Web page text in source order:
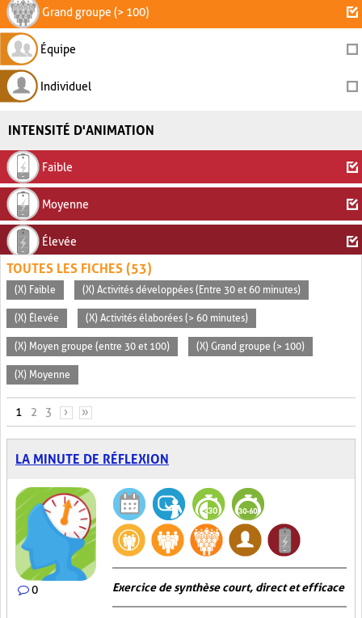
Grand groupe (> 100)
Équipe
Individuel
INTENSITÉ D'ANIMATION
Faible
Moyenne
Élevée
TOUTES LES FICHES (53)
(X) Faible (X) Activités développées (Entre 30 et 60 minutes)
(X) Élevée (X) Activités élaborées (> 60 minutes)
(X) Moyen groupe (entre 30 et 100) (X) Grand groupe (> 100)
(X) Moyenne
PAGES
1 2 3 › »
LA MINUTE DE RÉFLEXION
0 Exercice de synthèse court, direct et efficace